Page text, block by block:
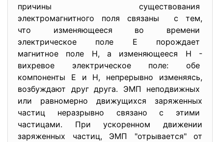
причины существования
электромагнитного поля связаны с тем,
что изменяющееся во времени
электрическое поле Е порождает
магнитное поле Н, а изменяющееся Н -
вихревое электрическое поле: обе
компоненты Е и Н, непрерывно изменяясь,
возбуждают друг друга. ЭМП неподвижных
или равномерно движущихся заряженных
частиц неразрывно связано с этими
частицами. При ускоренном движении
заряженных частиц, ЭМП "отрывается" от